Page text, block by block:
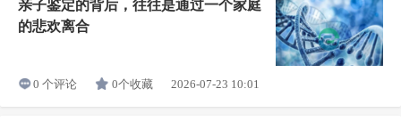
亲子鉴定的背后，往往是通过一个家庭
的悲欢离合
0 个评论 0个收藏 2026-07-23 10:01